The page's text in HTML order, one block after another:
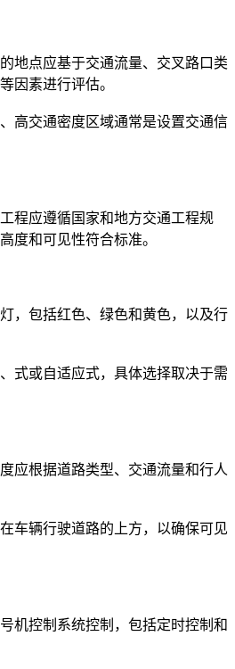
点应基于交通流量、交叉路口类
因素进行评估。
交通密度区域通常是设置交通信
应遵循国家和地方交通工程规
度和可见性符合标准。
包括红色、绿色和黄色，以及行
或自适应式，具体选择取决于需
根据道路类型、交通流量和行人
辆行驶道路的上方，以确保可见
控制系统控制，包括定时控制和